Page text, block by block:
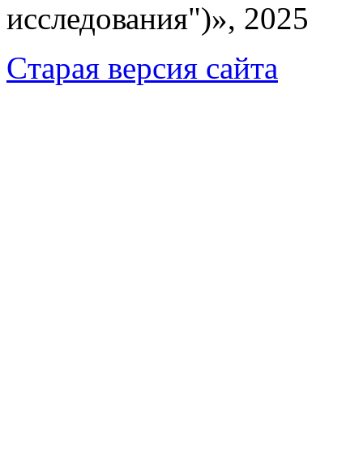
исследования")», 2025
Cтарая версия сайта